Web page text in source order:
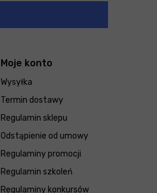
Moje konto
Wysyłka
Termin dostawy
Regulamin sklepu
Odstąpienie od umowy
Regulaminy promocji
Regulamin szkoleń
Regulaminy konkursów